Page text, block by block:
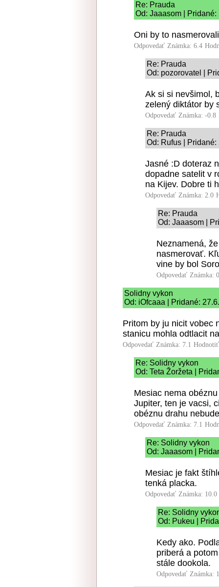
Re: Prauda
Od: Jaaasom |
Oni by to
Odpovedať Známka: 6.4
Re: Prauda
Od: pozorovatel |
Ak si si nevšimol,
zelený diktátor by
Odpovedať Známka: -0.8
Re: Prauda
Od: Rufus |
Jasné :D doteraz
dopadne satelit v
na Kijev. Dobre ti
Odpovedať Známka: 2.0
Re: Prauda
Od: Jaaasom |
Neznamená,
nasmerovať.
vine by bol
Odpovedať Známka:
Solidny vykon
Od: iOfcaaa | Pridané:
Pritom by ju nicit vobec
stanicu mohla odtlacit
Odpovedať Známka: 7.1
Re: Solidny vykon
Od: Teta Žoržeta |
Mesiac nema
Jupiter, ten je vacsi,
obéznu drahu
Odpovedať Známka: 7.1
Re: Solidny vykon
Od: Jaaasom |
Mesiac je fakt
tenká placka.
Odpovedať Známka: 10.0
Re: Solidny
Od: Pukeu |
Kedy ako.
priberá a
stále dookola.
Odpovedať Známka: